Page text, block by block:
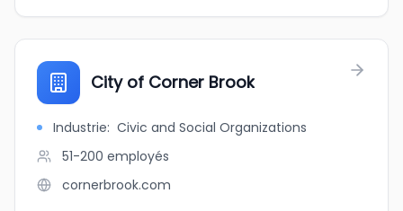
City of Corner Brook
Industrie: Civic and Social Organizations
51-200 employés
cornerbrook.com